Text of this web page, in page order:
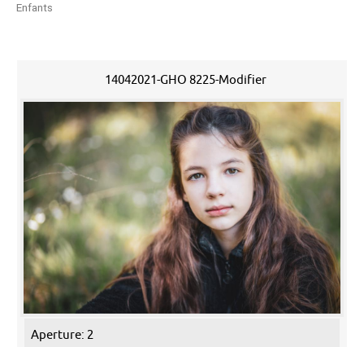
Enfants
14042021-GHO 8225-Modifier
Aperture: 2